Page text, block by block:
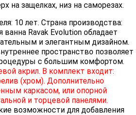
на защелках, низ на саморезах.
10 лет. Страна производства:
ванна Ravak Evolution обладает
и элегантным дизайном.
пространство позволяет
с большим комфортом.
акрил. В комплект входит:
(хром). Дополнительно
каркасом, или опорной
и торцевой панелями.
возможности для добавления